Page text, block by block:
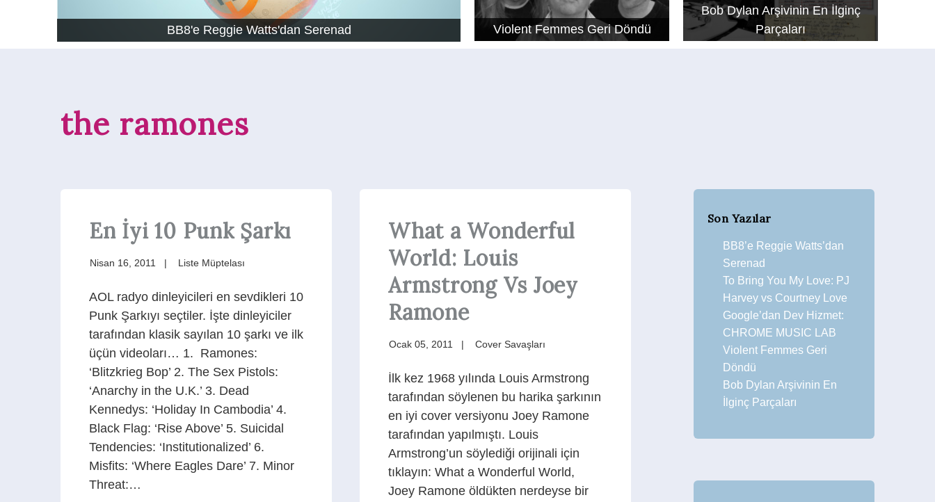
BB8'e Reggie Watts'dan Serenad Violent Femmes Geri Döndü
Bob Dylan Arşivinin En İlginç
Parçaları
the ramones
En İyi 10 Punk Şarkı
Nisan 16, 2011 Liste Müptelası
AOL radyo dinleyicileri en sevdikleri 10
Punk Şarkıyı seçtiler. İşte dinleyiciler
tarafından klasik sayılan 10 şarkı ve ilk
üçün videoları… 1. Ramones:
‘Blitzkrieg Bop’ 2. The Sex Pistols:
‘Anarchy in the U.K.’ 3. Dead
Kennedys: ‘Holiday In Cambodia’ 4.
Black Flag: ‘Rise Above’ 5. Suicidal
Tendencies: ‘Institutionalized’ 6.
Misfits: ‘Where Eagles Dare’ 7. Minor
Threat:…
What a Wonderful
World: Louis
Armstrong Vs Joey
Ramone
Ocak 05, 2011 Cover Savaşları
İlk kez 1968 yılında Louis Armstrong
tarafından söylenen bu harika şarkının
en iyi cover versiyonu Joey Ramone
tarafından yapılmıştı. Louis
Armstrong’un söylediği orijinali için
tıklayın: What a Wonderful World,
Joey Ramone öldükten nerdeyse bir
Son Yazılar
BB8’e Reggie Watts’dan
Serenad
To Bring You My Love: PJ
Harvey vs Courtney Love
Google’dan Dev Hizmet:
CHROME MUSIC LAB
Violent Femmes Geri
Döndü
Bob Dylan Arşivinin En
İlginç Parçaları